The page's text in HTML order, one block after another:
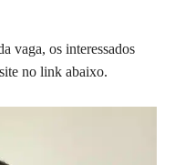
vaga, os interessados
no link abaixo.